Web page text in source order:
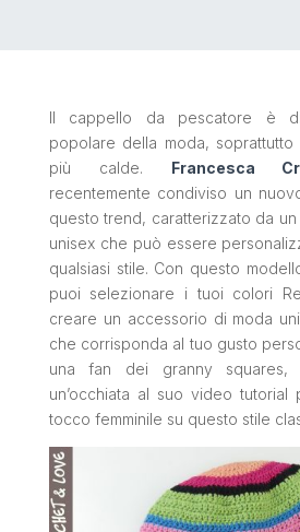
Il cappello da pescatore è
popolare della moda,
più calde. Francesca
recentemente condiviso un
questo trend, caratterizzato da
unisex che può essere
qualsiasi stile. Con questo
puoi selezionare i tuoi colori
creare un accessorio di moda
che corrisponda al tuo gusto
una fan dei granny squares,
un’occhiata al suo video
tocco femminile su questo stile